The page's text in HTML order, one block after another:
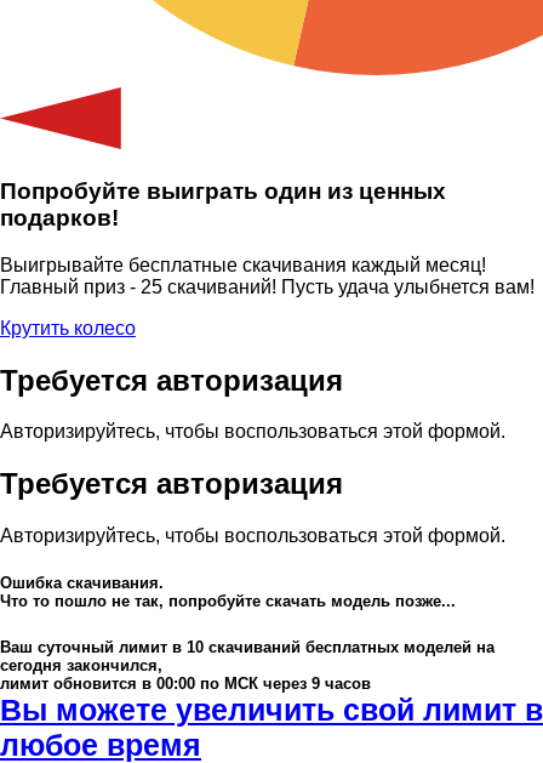
Попробуйте выиграть один из ценных
подарков!
Выигрывайте бесплатные скачивания каждый месяц!
Главный приз - 25 скачиваний! Пусть удача улыбнется вам!
Крутить колесо
Требуется авторизация
Авторизируйтесь, чтобы воспользоваться этой формой.
Требуется авторизация
Авторизируйтесь, чтобы воспользоваться этой формой.
Ошибка скачивания.
Что то пошло не так, попробуйте скачать модель позже...
Ваш суточный лимит в 10 скачиваний бесплатных моделей на
сегодня закончился,
лимит обновится в 00:00 по МСК через 9 часов
Вы можете увеличить свой лимит в
любое время